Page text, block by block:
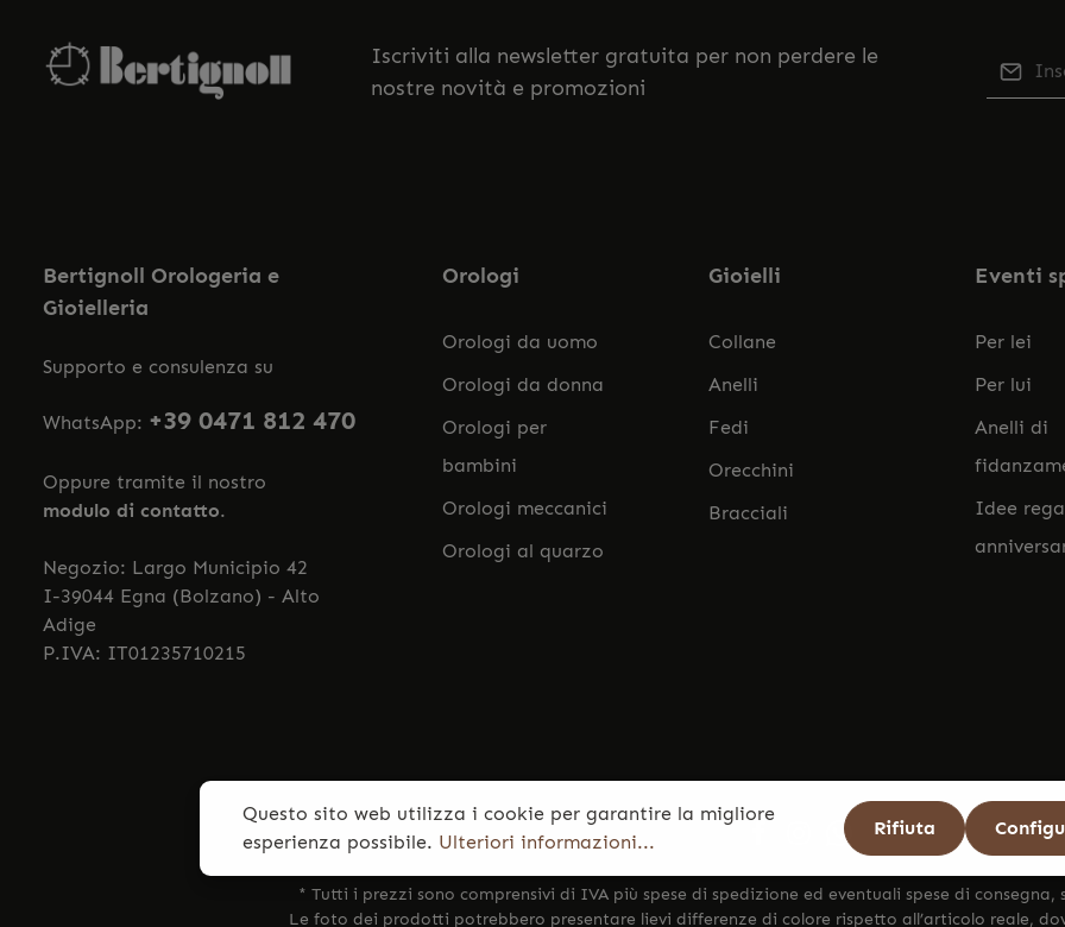
Iscriviti alla newsletter gratuita per non perdere le
nostre novità e promozioni
Bertignoll Orologeria e
Gioielleria
Supporto e consulenza su
WhatsApp: +39 0471 812 470
Oppure tramite il nostro
modulo di contatto.
Negozio: Largo Municipio 42
I-39044 Egna (Bolzano) - Alto
Adige
P.IVA: IT01235710215
Orologi
Orologi da uomo
Orologi da donna
Orologi per
bambini
Orologi meccanici
Orologi al quarzo
Gioielli
Collane
Anelli
Fedi
Orecchini
Bracciali
Eventi
Per lei
Per lui
Anelli di
Idee
* Tutti i prezzi sono comprensivi di IVA più spese di spedizione ed eventuali spese di
Le foto dei prodotti potrebbero presentare lievi differenze di colore rispetto all’articolo reale,
Questo sito web utilizza i cookie per garantire la migliore
esperienza possibile. Ulteriori informazioni...
Rifiuta